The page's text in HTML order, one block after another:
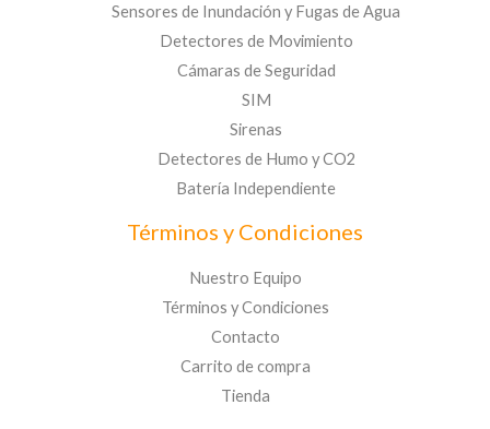
Sensores de Inundación y Fugas de Agua
Detectores de Movimiento
Cámaras de Seguridad
SIM
Sirenas
Detectores de Humo y CO2
Batería Independiente
Términos y Condiciones
Nuestro Equipo
Términos y Condiciones
Contacto
Carrito de compra
Tienda